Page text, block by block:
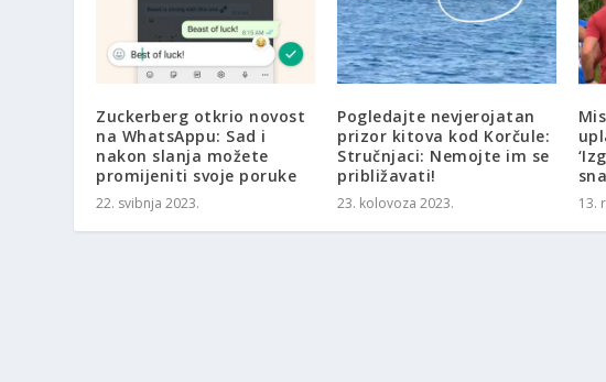
Zuckerberg otkrio novost
na WhatsAppu: Sad i
nakon slanja možete
promijeniti svoje poruke
22. svibnja 2023.
Pogledajte nevjerojatan
prizor kitova kod Korčule:
Stručnjaci: Nemojte im se
približavati!
23. kolovoza 2023. 13.